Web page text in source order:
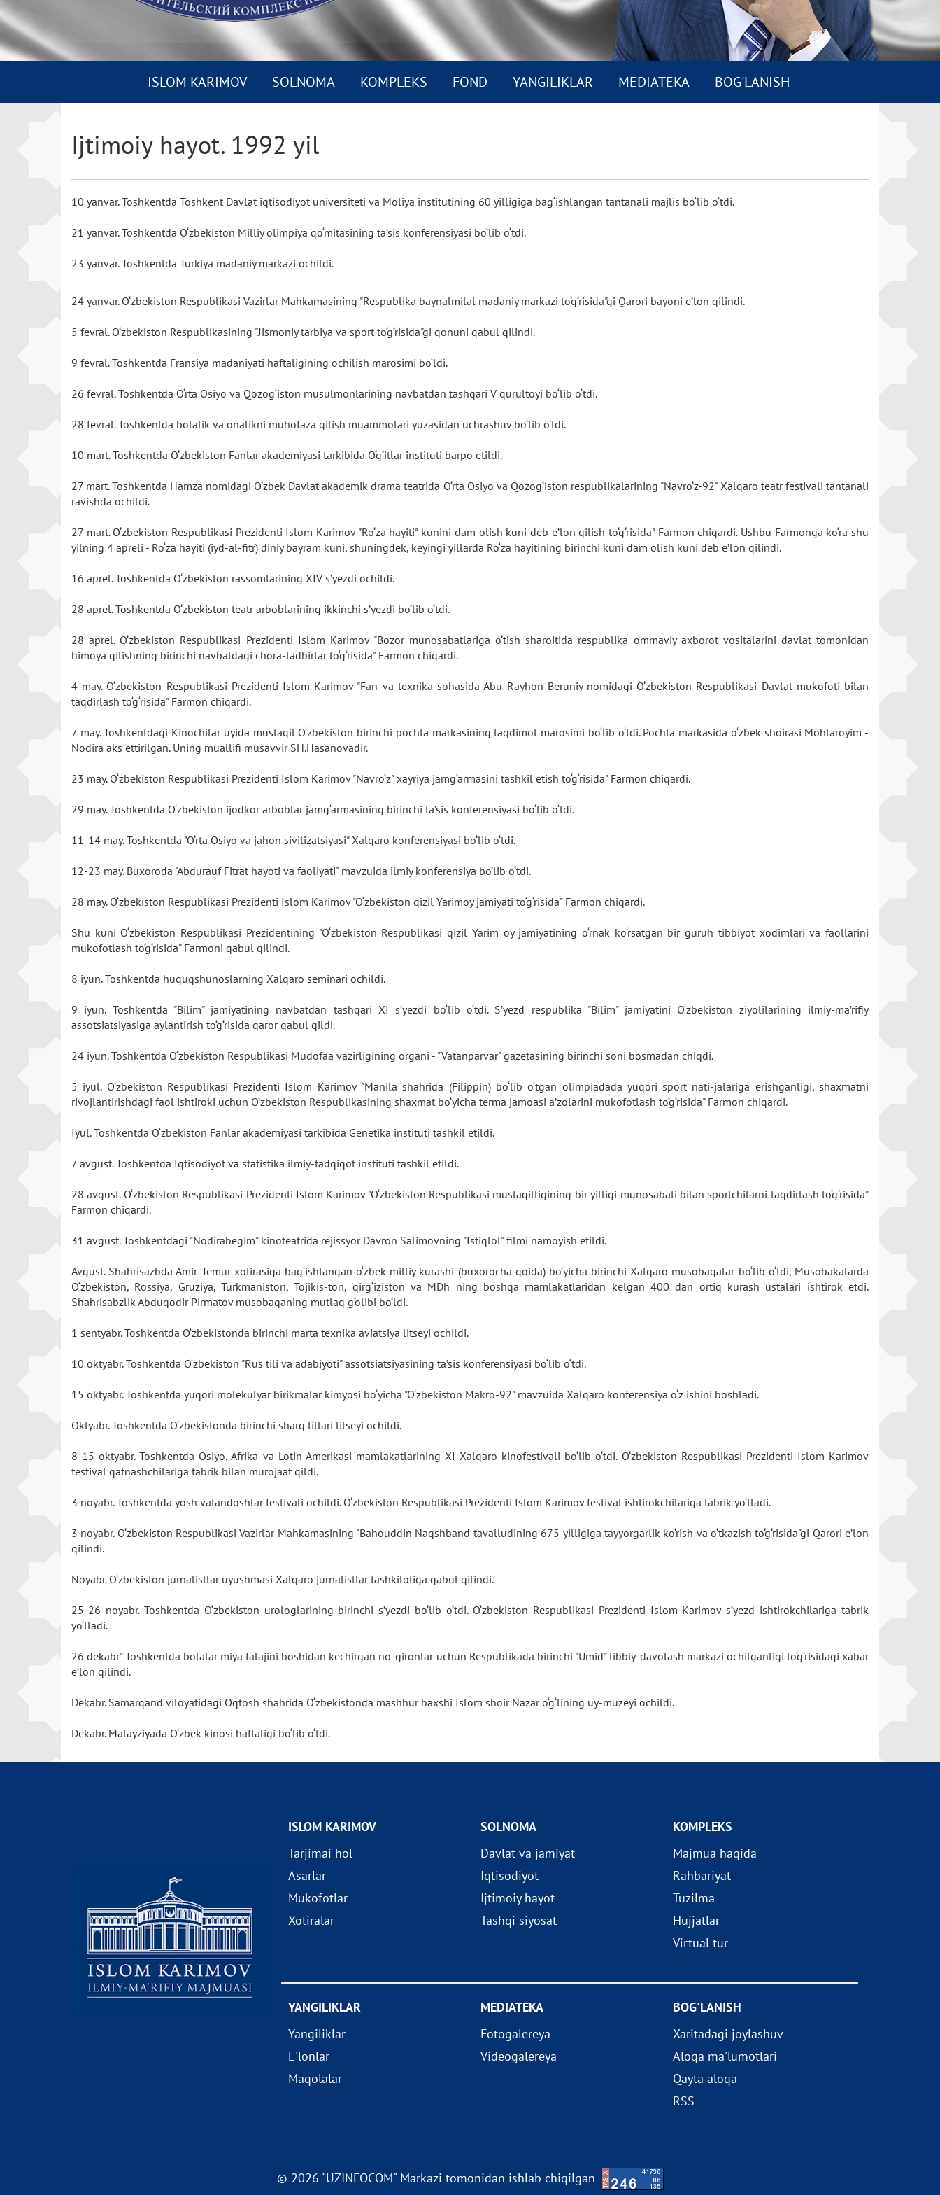
ISLOM KARIMOV SOLNOMA KOMPLEKS FOND YANGILIKLAR MEDIATEKA BOG'LANISH
Ijtimoiy hayot. 1992 yil
10 yanvar. Toshkentda Toshkent Davlat iqtisodiyot universiteti va Moliya institutining 60 yilligiga bag‘ishlangan tantanali majlis bo‘lib o‘tdi.
21 yanvar. Toshkentda O‘zbekiston Milliy olimpiya qo‘mitasining ta’sis konferensiyasi bo‘lib o‘tdi.
23 yanvar. Toshkentda Turkiya madaniy markazi ochildi.
24 yanvar. O‘zbekiston Respublikasi Vazirlar Mahkamasining "Respublika baynalmilal madaniy markazi to‘g‘risida"gi Qarori bayoni e’lon qilindi.
5 fevral. O‘zbekiston Respublikasining "Jismoniy tarbiya va sport to‘g‘risida"gi qonuni qabul qilindi.
9 fevral. Toshkentda Fransiya madaniyati haftaligining ochilish marosimi bo‘ldi.
26 fevral. Toshkentda O‘rta Osiyo va Qozog‘iston musulmonlarining navbatdan tashqari V qurultoyi bo‘lib o‘tdi.
28 fevral. Toshkentda bolalik va onalikni muhofaza qilish muammolari yuzasidan uchrashuv bo‘lib o‘tdi.
10 mart. Toshkentda O‘zbekiston Fanlar akademiyasi tarkibida O‘g‘itlar instituti barpo etildi.
27 mart. Toshkentda Hamza nomidagi O‘zbek Davlat akademik drama teatrida O‘rta Osiyo va Qozog‘iston respublikalarining "Navro‘z-92" Xalqaro teatr festivali tantanali
ravishda ochildi.
27 mart. O‘zbekiston Respublikasi Prezidenti Islom Karimov "Ro‘za hayiti" kunini dam olish kuni deb e’lon qilish to‘g‘risida" Farmon chiqardi. Ushbu Farmonga ko‘ra shu
yilning 4 apreli - Ro‘za hayiti (iyd-al-fitr) diniy bayram kuni, shuningdek, keyingi yillarda Ro‘za hayitining birinchi kuni dam olish kuni deb e’lon qilindi.
16 aprel. Toshkentda O‘zbekiston rassomlarining XIV s’yezdi ochildi.
28 aprel. Toshkentda O‘zbekiston teatr arboblarining ikkinchi s’yezdi bo‘lib o‘tdi.
28 aprel. O‘zbekiston Respublikasi Prezidenti Islom Karimov "Bozor munosabatlariga o‘tish sharoitida respublika ommaviy axborot vositalarini davlat tomonidan
himoya qilishning birinchi navbatdagi chora-tadbirlar to‘g‘risida" Farmon chiqardi.
4 may. O‘zbekiston Respublikasi Prezidenti Islom Karimov "Fan va texnika sohasida Abu Rayhon Beruniy nomidagi O‘zbekiston Respublikasi Davlat mukofoti bilan
taqdirlash to‘g‘risida" Farmon chiqardi.
7 may. Toshkentdagi Kinochilar uyida mustaqil O‘zbekiston birinchi pochta markasining taqdimot marosimi bo‘lib o‘tdi. Pochta markasida o‘zbek shoirasi Mohlaroyim -
Nodira aks ettirilgan. Uning muallifi musavvir SH.Hasanovadir.
23 may. O‘zbekiston Respublikasi Prezidenti Islom Karimov "Navro‘z" xayriya jamg‘armasini tashkil etish to‘g‘risida" Farmon chiqardi.
29 may. Toshkentda O‘zbekiston ijodkor arboblar jamg‘armasining birinchi ta’sis konferensiyasi bo‘lib o‘tdi.
11-14 may. Toshkentda "O‘rta Osiyo va jahon sivilizatsiyasi" Xalqaro konferensiyasi bo‘lib o‘tdi.
12-23 may. Buxoroda "Abdurauf Fitrat hayoti va faoliyati" mavzuida ilmiy konferensiya bo‘lib o‘tdi.
28 may. O‘zbekiston Respublikasi Prezidenti Islom Karimov "O‘zbekiston qizil Yarimoy jamiyati to‘g‘risida" Farmon chiqardi.
Shu kuni O‘zbekiston Respublikasi Prezidentining "O‘zbekiston Respublikasi qizil Yarim oy jamiyatining o‘rnak ko‘rsatgan bir guruh tibbiyot xodimlari va faollarini
mukofotlash to‘g‘risida" Farmoni qabul qilindi.
8 iyun. Toshkentda huquqshunoslarning Xalqaro seminari ochildi.
9 iyun. Toshkentda "Bilim" jamiyatining navbatdan tashqari XI s’yezdi bo‘lib o‘tdi. S’yezd respublika "Bilim" jamiyatini O‘zbekiston ziyolilarining ilmiy-ma’rifiy
assotsiatsiyasiga aylantirish to‘g‘risida qaror qabul qildi.
24 iyun. Toshkentda O‘zbekiston Respublikasi Mudofaa vazirligining organi - "Vatanparvar" gazetasining birinchi soni bosmadan chiqdi.
5 iyul. O‘zbekiston Respublikasi Prezidenti Islom Karimov "Manila shahrida (Filippin) bo‘lib o‘tgan olimpiadada yuqori sport nati-jalariga erishganligi, shaxmatni
rivojlantirishdagi faol ishtiroki uchun O‘zbekiston Respublikasining shaxmat bo‘yicha terma jamoasi a’zolarini mukofotlash to‘g‘risida" Farmon chiqardi.
Iyul. Toshkentda O‘zbekiston Fanlar akademiyasi tarkibida Genetika instituti tashkil etildi.
7 avgust. Toshkentda Iqtisodiyot va statistika ilmiy-tadqiqot instituti tashkil etildi.
28 avgust. O‘zbekiston Respublikasi Prezidenti Islom Karimov "O‘zbekiston Respublikasi mustaqilligining bir yilligi munosabati bilan sportchilarni taqdirlash to‘g‘risida"
Farmon chiqardi.
31 avgust. Toshkentdagi "Nodirabegim" kinoteatrida rejissyor Davron Salimovning "Istiqlol" filmi namoyish etildi.
Avgust. Shahrisazbda Amir Temur xotirasiga bag‘ishlangan o‘zbek milliy kurashi (buxorocha qoida) bo‘yicha birinchi Xalqaro musobaqalar bo‘lib o‘tdi, Musobakalarda
O‘zbekiston, Rossiya, Gruziya, Turkmaniston, Tojikis-ton, qirg‘iziston va MDh ning boshqa mamlakatlaridan kelgan 400 dan ortiq kurash ustalari ishtirok etdi.
Shahrisabzlik Abduqodir Pirmatov musobaqaning mutlaq g‘olibi bo‘ldi.
1 sentyabr. Toshkentda O‘zbekistonda birinchi marta texnika aviatsiya litseyi ochildi.
10 oktyabr. Toshkentda O‘zbekiston "Rus tili va adabiyoti" assotsiatsiyasining ta’sis konferensiyasi bo‘lib o‘tdi.
15 oktyabr. Toshkentda yuqori molekulyar birikmalar kimyosi bo‘yicha "O‘zbekiston Makro-92" mavzuida Xalqaro konferensiya o‘z ishini boshladi.
Oktyabr. Toshkentda O‘zbekistonda birinchi sharq tillari litseyi ochildi.
8-15 oktyabr. Toshkentda Osiyo, Afrika va Lotin Amerikasi mamlakatlarining XI Xalqaro kinofestivali bo‘lib o‘tdi. O‘zbekiston Respublikasi Prezidenti Islom Karimov
festival qatnashchilariga tabrik bilan murojaat qildi.
3 noyabr. Toshkentda yosh vatandoshlar festivali ochildi. O‘zbekiston Respublikasi Prezidenti Islom Karimov festival ishtirokchilariga tabrik yo‘lladi.
3 noyabr. O‘zbekiston Respublikasi Vazirlar Mahkamasining "Bahouddin Naqshband tavalludining 675 yilligiga tayyorgarlik ko‘rish va o‘tkazish to‘g‘risida"gi Qarori e’lon
qilindi.
Noyabr. O‘zbekiston jurnalistlar uyushmasi Xalqaro jurnalistlar tashkilotiga qabul qilindi.
25-26 noyabr. Toshkentda O‘zbekiston urologlarining birinchi s’yezdi bo‘lib o‘tdi. O‘zbekiston Respublikasi Prezidenti Islom Karimov s’yezd ishtirokchilariga tabrik
yo‘lladi.
26 dekabr" Toshkentda bolalar miya falajini boshidan kechirgan no-gironlar uchun Respublikada birinchi "Umid" tibbiy-davolash markazi ochilganligi to‘g‘risidagi xabar
e’lon qilindi.
Dekabr. Samarqand viloyatidagi Oqtosh shahrida O‘zbekistonda mashhur baxshi Islom shoir Nazar o‘g‘lining uy-muzeyi ochildi.
Dekabr. Malayziyada O‘zbek kinosi haftaligi bo‘lib o‘tdi.
ISLOM KARIMOV
Tarjimai hol
Asarlar
Mukofotlar
Xotiralar
SOLNOMA
Davlat va jamiyat
Iqtisodiyot
Ijtimoiy hayot
Tashqi siyosat
KOMPLEKS
Majmua haqida
Rahbariyat
Tuzilma
Hujjatlar
Virtual tur
?>
YANGILIKLAR
Yangiliklar
E'lonlar
Maqolalar
MEDIATEKA
Fotogalereya
Videogalereya
BOG'LANISH
Xaritadagi joylashuv
Aloqa ma'lumotlari
Qayta aloqa
RSS
© 2026 "UZINFOCOM" Markazi tomonidan ishlab chiqilgan